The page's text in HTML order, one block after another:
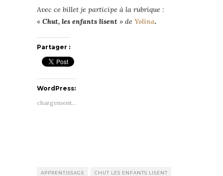
Avec ce billet je participe à la rubrique :
« Chut, les enfants lisent » de Yolina.
Partager :
WordPress:
chargement…
APPRENTISSAGE CHUT LES ENFANTS LISENT